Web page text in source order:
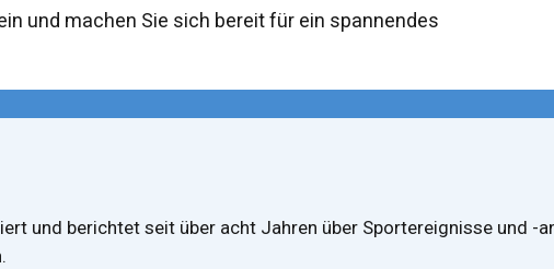
und machen Sie sich bereit für ein spannendes
und berichtet seit über acht Jahren über Sportereignisse und -